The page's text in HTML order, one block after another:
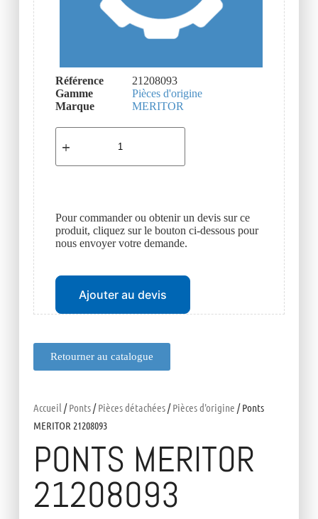
Retourner au catalogue
Accueil /Ponts/Pièces détachées/Pièces d'origine / Ponts
MERITOR 21208093
PONTS MERITOR
21208093
Référence
21208093
Gamme
Pièces d'origine
Marque
MERITOR
Pour commander ou obtenir un devis sur ce
produit, cliquez sur le bouton ci-dessous pour
nous envoyer votre demande.
Ajouter au devis